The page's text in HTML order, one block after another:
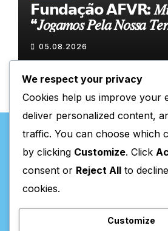
𝗙𝘂𝗻𝗱𝗮𝗰̧𝗮̃𝗼 𝗔𝗙𝗩𝗥:
“𝐽𝑜𝑔𝑎𝑚𝑜𝑠 𝑃𝑒𝑙𝑎 𝑁𝑜𝑠𝑠𝑎
05.08.2026
Valpaços
We respect your privacy
Cookies help us improve your
deliver personalized content,
traffic. You can choose which
by clicking Customize. Click
consent or Reject All to
cookies.
Customize